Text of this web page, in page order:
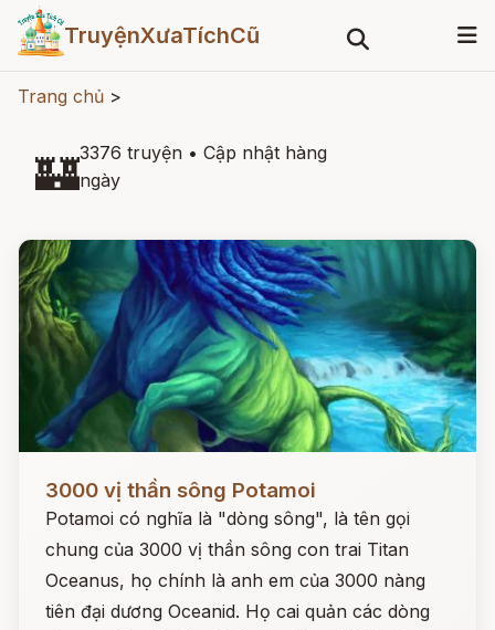
TruyệnXưaTíchCũ
Trang chủ >
🏰3376 truyện • Cập nhật hàng
ngày
3000 vị thần sông Potamoi
Potamoi có nghĩa là "dòng sông", là tên gọi
chung của 3000 vị thần sông con trai Titan
Oceanus, họ chính là anh em của 3000 nàng
tiên đại dương Oceanid. Họ cai quản các dòng